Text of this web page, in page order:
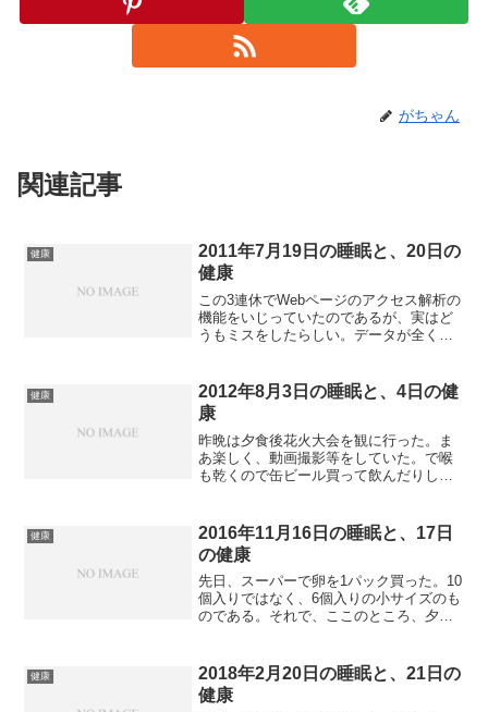
がちゃん
関連記事
健康
2011年7月19日の睡眠と、20日の
健康
この3連休でWebページのアクセス解析の
機能をいじっていたのであるが、実はど
うもミスをしたらしい。データが全く取
ーバーにアップをしてしまった。そのせ
いで寝たの...
健康
2012年8月3日の睡眠と、4日の健
康
昨晩は夕食後花火大会を観に行った。ま
あ楽しく、動画撮影等をしていた。で喉
も乾くので缶ビール買って飲んだりして
屋はそれなりに冷えていた。風呂に入っ
た後ネットを見て、11...
健康
2016年11月16日の睡眠と、17日
の健康
先日、スーパーで卵を1パック買った。10
個入りではなく、6個入りの小サイズのも
のである。それで、ここのところ、夕食
どいので、栄養補給のつもりでいる。そ
のせいか、多少は疲...
健康
2018年2月20日の睡眠と、21日の
健康